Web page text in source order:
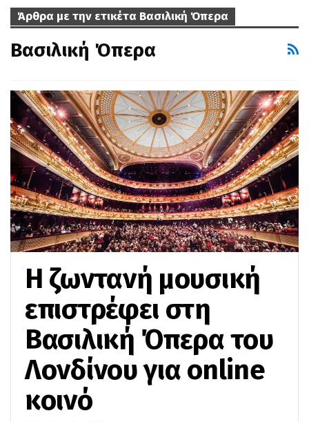
Άρθρα με την ετικέτα Βασιλική Όπερα
Βασιλική Όπερα
H ζωντανή μουσική
επιστρέφει στη
Βασιλική Όπερα του
Λονδίνου για online
κοινό